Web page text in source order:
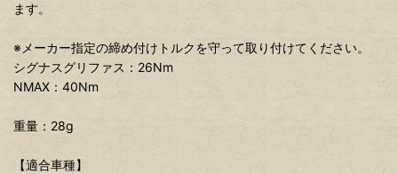
ます。
※メーカー指定の締め付けトルクを守って取り付けてください。
シグナスグリファス：26Nm
NMAX：40Nm
重量：28g
【適合車種】